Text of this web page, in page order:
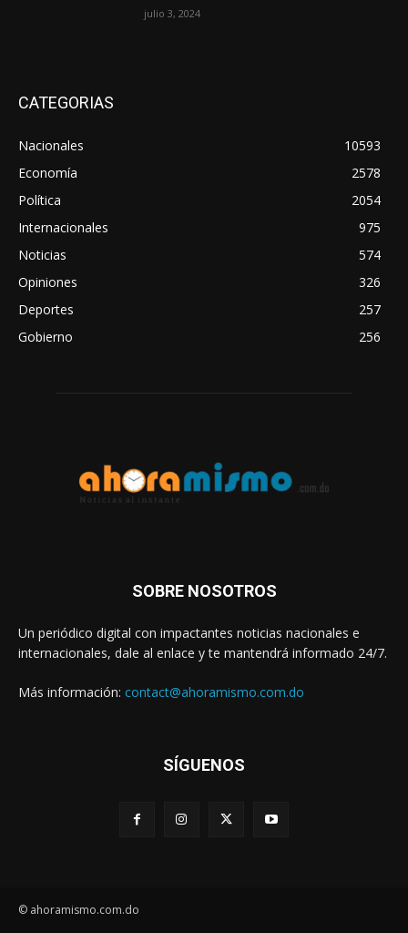
julio 3, 2024
CATEGORIAS
Nacionales
10593
Economía
2578
Política
2054
Internacionales
975
Noticias
574
Opiniones
326
Deportes
257
Gobierno
256
SOBRE NOSOTROS
Un periódico digital con impactantes noticias nacionales e
internacionales, dale al enlace y te mantendrá informado 24/7.
Más información: contact@ahoramismo.com.do
SÍGUENOS
© ahoramismo.com.do